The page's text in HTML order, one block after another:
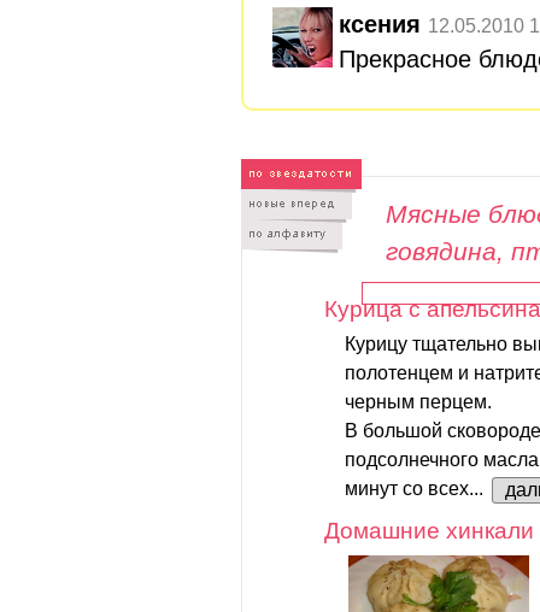
ксения 12.05.2010
Прекрасное
Мясные
говядина,
Курица с
Курицу тщательно
полотенцем и
черным перцем.
В большой
подсолнечного
минут со всех...
Домашние хинкали